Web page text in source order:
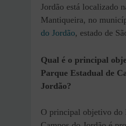
Jordão está localizado
Mantiqueira, no
do Jordão, estado de
Qual é o principal
Parque Estadual de
Jordão?
O principal objetivo do